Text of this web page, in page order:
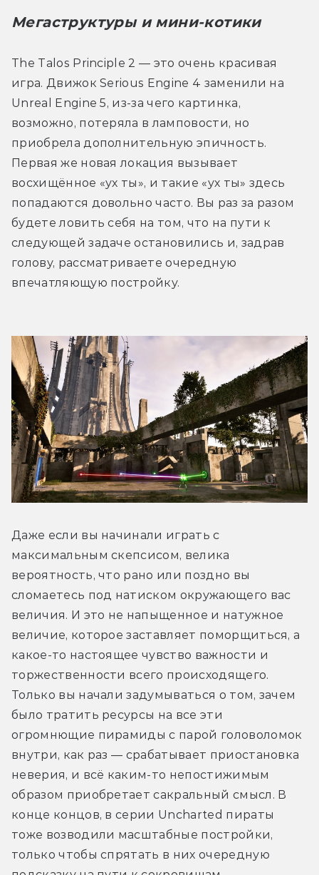
Мегаструктуры и мини-котики
The Talos Principle 2 — это очень красивая
игра. Движок Serious Engine 4 заменили на
Unreal Engine 5, из-за чего картинка,
возможно, потеряла в ламповости, но
приобрела дополнительную эпичность.
Первая же новая локация вызывает
восхищённое «ух ты», и такие «ух ты» здесь
попадаются довольно часто. Вы раз за разом
будете ловить себя на том, что на пути к
следующей задаче остановились и, задрав
голову, рассматриваете очередную
впечатляющую постройку.
Даже если вы начинали играть с
максимальным скепсисом, велика
вероятность, что рано или поздно вы
сломаетесь под натиском окружающего вас
величия. И это не напыщенное и натужное
величие, которое заставляет поморщиться, а
какое-то настоящее чувство важности и
торжественности всего происходящего.
Только вы начали задумываться о том, зачем
было тратить ресурсы на все эти
огромнющие пирамиды с парой головоломок
внутри, как раз — срабатывает приостановка
неверия, и всё каким-то непостижимым
образом приобретает сакральный смысл. В
конце концов, в серии Uncharted пираты
тоже возводили масштабные постройки,
только чтобы спрятать в них очередную